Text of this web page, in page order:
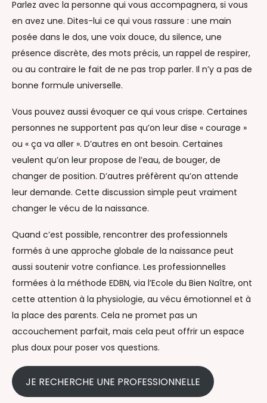
Parlez avec la personne qui vous accompagnera, si vous
en avez une. Dites-lui ce qui vous rassure : une main
posée dans le dos, une voix douce, du silence, une
présence discrète, des mots précis, un rappel de respirer,
ou au contraire le fait de ne pas trop parler. Il n’y a pas de
bonne formule universelle.
Vous pouvez aussi évoquer ce qui vous crispe. Certaines
personnes ne supportent pas qu’on leur dise « courage »
ou « ça va aller ». D’autres en ont besoin. Certaines
veulent qu’on leur propose de l’eau, de bouger, de
changer de position. D’autres préfèrent qu’on attende
leur demande. Cette discussion simple peut vraiment
changer le vécu de la naissance.
Quand c’est possible, rencontrer des professionnels
formés à une approche globale de la naissance peut
aussi soutenir votre confiance. Les professionnelles
formées à la méthode EDBN, via l’Ecole du Bien Naître, ont
cette attention à la physiologie, au vécu émotionnel et à
la place des parents. Cela ne promet pas un
accouchement parfait, mais cela peut offrir un espace
plus doux pour poser vos questions.
JE RECHERCHE UNE PROFESSIONNELLE